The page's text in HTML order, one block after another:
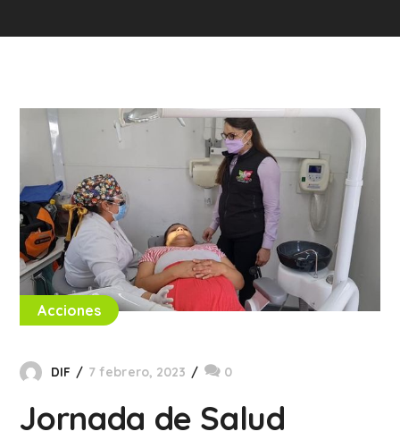
Acciones
DIF 7 febrero, 2023 0
Jornada de Salud